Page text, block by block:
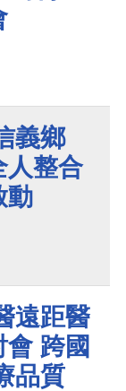
義鄉
人整合
動
遠距醫
跨國
品質